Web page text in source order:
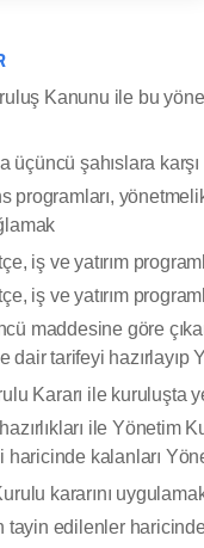
Kanunu ile bu
üçüncü şahıslara
programları,
iş ve yatırım
iş ve yatırım
maddesine göre
dair tarifeyi
Kararı ile kuruluşta
ile
kalanları
kararını
tayin edilenler